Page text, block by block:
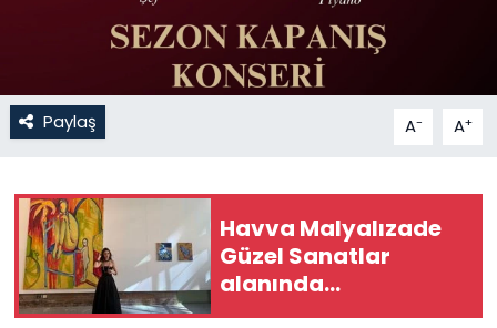
Paylaş A- A+
Havva Malyalızade
Güzel Sanatlar
alanında
Hollanda’da 'en iyi
Moda
Otomobil Dünyası
Politika